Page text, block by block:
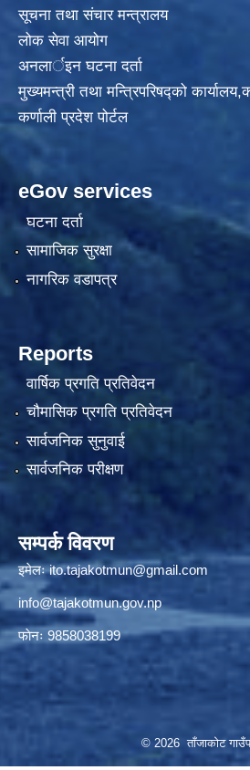
सूचना तथा संचार मन्त्रालय
लोक सेवा आयोग
अनलार्इन घटना दर्ता
मुख्यमन्त्री तथा मन्त्रिपरिषद्को
कर्णाली प्रदेश पोर्टल
eGov services
घटना दर्ता
सामाजिक सुरक्षा
नागरिक वडापत्र
Reports
वार्षिक प्रगति प्रतिवेदन
चौमासिक प्रगति प्रतिवेदन
सार्वजनिक सुनुवाई
सार्वजनिक परीक्षण
सम्पर्क विवरण
इमेलःito.tajakotmun@gmail.com
info@tajakotmun.gov.np
फाेनः 9858038199
© 2026 ताँजाकोट